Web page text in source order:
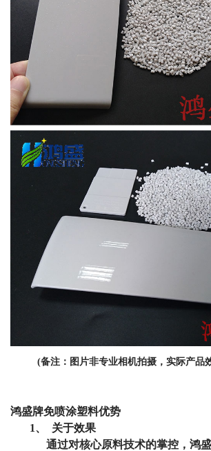
(备注：图片非专业相机拍摄，实际产品
鸿盛牌免喷涂塑料优势
1、 关于效果
通过对核心原料技术的掌控，鸿